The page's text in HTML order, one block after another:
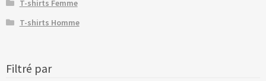
T-shirts Femme
T-shirts Homme
Filtré par